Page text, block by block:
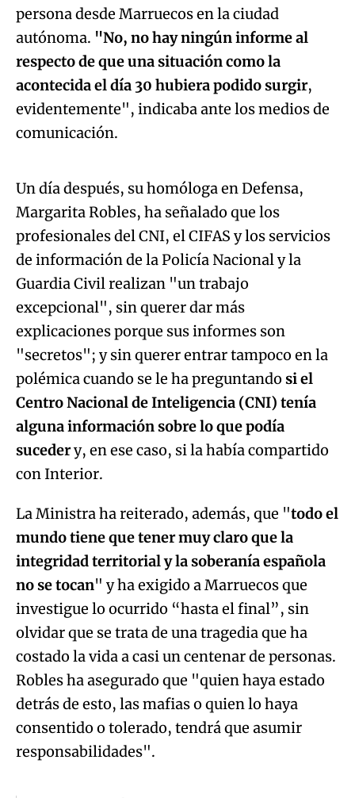
persona desde Marruecos en la ciudad
autónoma. "No, no hay ningún informe al
respecto de que una situación como la
acontecida el día 30 hubiera podido surgir,
evidentemente", indicaba ante los medios de
comunicación.
Try again
Un día después, su homóloga en Defensa,
Margarita Robles, ha señalado que los
profesionales del CNI, el CIFAS y los servicios
de información de la Policía Nacional y la
Guardia Civil realizan "un trabajo
excepcional", sin querer dar más
explicaciones porque sus informes son
"secretos"; y sin querer entrar tampoco en la
polémica cuando se le ha preguntando si el
Centro Nacional de Inteligencia (CNI) tenía
alguna información sobre lo que podía
sucedery, en ese caso, si la había compartido
con Interior.
La Ministra ha reiterado, además, que "todo el
mundo tiene que tener muy claro que la
integridad territorial y la soberanía española
no se tocan" y ha exigido a Marruecos que
investigue lo ocurrido “hasta el final”, sin
olvidar que se trata de una tragedia que ha
costado la vida a casi un centenar de personas.
Robles ha asegurado que "quien haya estado
detrás de esto, las mafias o quien lo haya
consentido o tolerado, tendrá que asumir
responsabilidades".